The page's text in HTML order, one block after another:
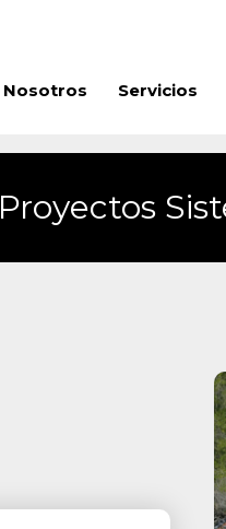
Nosotros Servicios
Proyectos